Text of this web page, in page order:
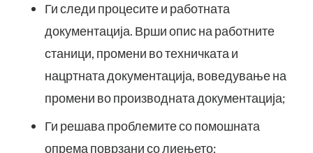
Ги следи процесите и работната
документација. Врши опис на работните
станици, промени во техничката и
нацртната документација, воведување на
промени во производната документација;
Ги решава проблемите со помошната
опрема поврзани со лиењето;